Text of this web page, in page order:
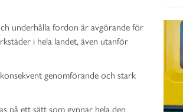
underhålla fordon är avgörande för
i hela landet, även utanför
genomförande och stark
på ett sätt som gynnar hela den